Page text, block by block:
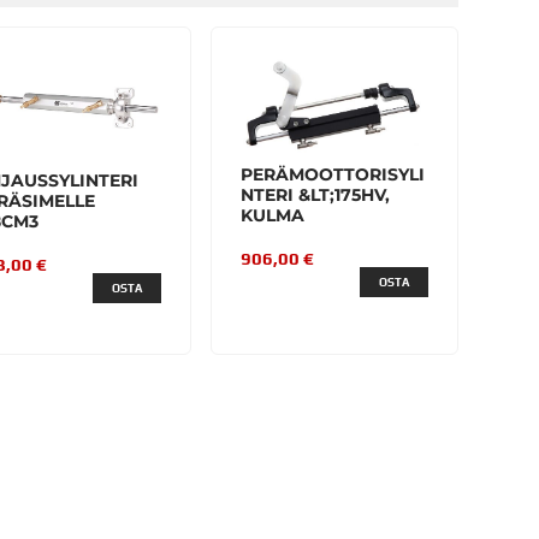
€
OSTA
PERÄMOOTTORISYLI
NTERI &LT;175HV,
KULMA
906,00 €
OSTA